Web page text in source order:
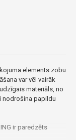
elements zobu
var vēl vairāk
materiāls, no
nodrošina papildu
ir paredzēts